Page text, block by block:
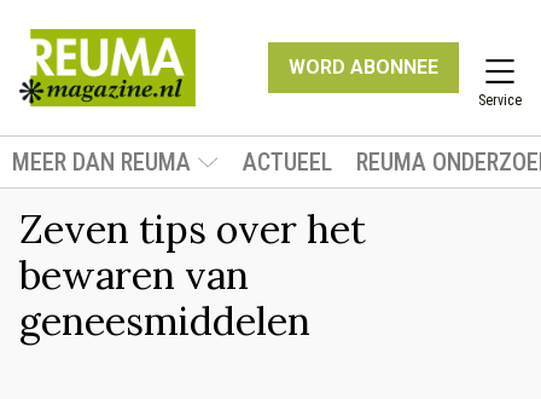
WORD ABONNEE
Service
MEER DAN REUMA ACTUEEL REUMA
Zeven tips over het
bewaren van
geneesmiddelen